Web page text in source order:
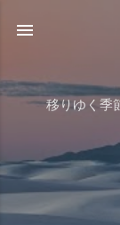
移りゆく季